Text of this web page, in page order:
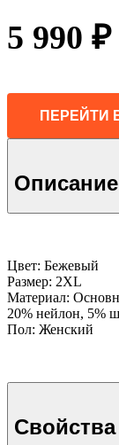
5 990 ₽
ПЕРЕЙТИ
Цвет: Бежевый
Размер: 2XL
Материал:
20% нейлон, 5%
Пол: Женский
Свойства